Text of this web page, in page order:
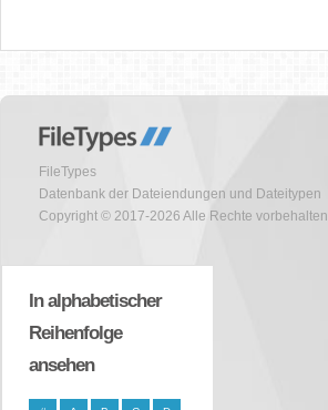
FileTypes
Datenbank der Dateiendungen und Dateitypen
Copyright © 2017-2026 Alle Rechte vorbehalten
In alphabetischer
Reihenfolge
ansehen